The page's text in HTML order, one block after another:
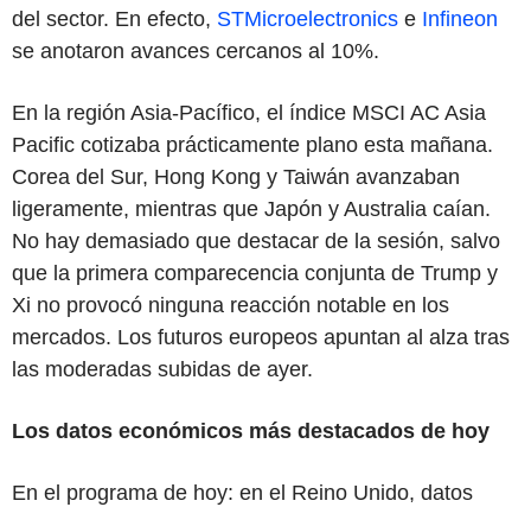
del sector. En efecto, STMicroelectronics e Infineon
se anotaron avances cercanos al 10%.
En la región Asia-Pacífico, el índice MSCI AC Asia
Pacific cotizaba prácticamente plano esta mañana.
Corea del Sur, Hong Kong y Taiwán avanzaban
ligeramente, mientras que Japón y Australia caían.
No hay demasiado que destacar de la sesión, salvo
que la primera comparecencia conjunta de Trump y
Xi no provocó ninguna reacción notable en los
mercados. Los futuros europeos apuntan al alza tras
las moderadas subidas de ayer.
Los datos económicos más destacados de hoy
En el programa de hoy: en el Reino Unido, datos